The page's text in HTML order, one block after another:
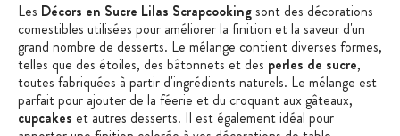
Les Décors en Sucre Lilas Scrapcookingsont des décorations
comestibles utilisées pour améliorer la finition et la saveur d'un
grand nombre de desserts. Le mélange contient diverses formes,
telles que des étoiles, des bâtonnets et des perles de sucre,
toutes fabriquées à partir d'ingrédients naturels. Le mélange est
parfait pour ajouter de la féerie et du croquant aux gâteaux,
cupcakes et autres desserts. Il est également idéal pour